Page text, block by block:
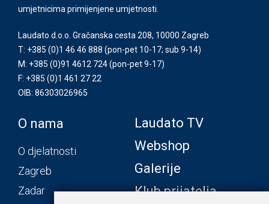
umjetnicima primijenjene umjetnosti.
Laudato d.o.o. Gračanska cesta 208, 10000 Zagreb
T: +385 (0)1 46 46 888 (pon-pet 10-17; sub 9-14)
M: +385 (0)91 4612 724(pon-pet 9-17)
F: +385 (0)1 461 27 22
OIB: 86303026965
O nama
O djelatnosti
Zagreb
Zadar
Laudato TV
Webshop
Galerije
Klub prijatelja